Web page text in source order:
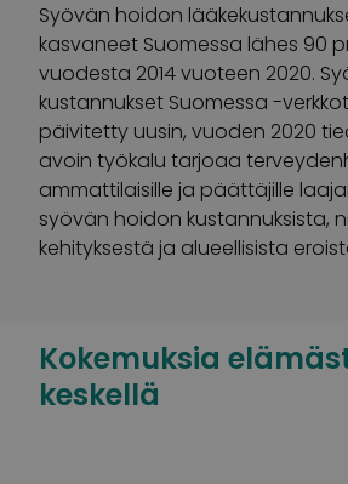
Syövän hoidon
kasvaneet Suomessa lähes 90
vuodesta 2014 vuoteen 2020.
kustannukset Suomessa -
päivitetty uusin, vuoden 2020
avoin työkalu tarjoaa
ammattilaisille ja päättäjille
syövän hoidon kustannuksista,
kehityksestä ja alueellisista
Kokemuksia
keskellä